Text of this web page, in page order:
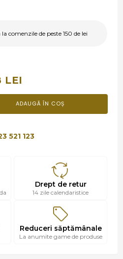
comenzile de peste 150 de lei
LEI
ADAUGĂ ÎN COȘ
521 123
Drept de retur
14 zile calendaristice
Reduceri săptămânale
La anumite game de produse